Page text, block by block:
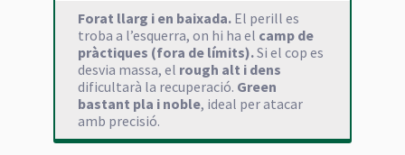
Forat llarg i en baixada. El perill es
troba a l’esquerra, on hi ha el camp de
pràctiques (fora de límits).Si el cop es
desvia massa, el rough alt i dens
dificultarà la recuperació. Green
bastant pla i noble, ideal per atacar
amb precisió.